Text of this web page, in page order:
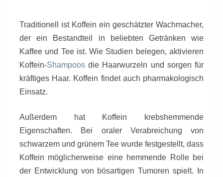
Traditionell ist Koffein ein geschätzter Wachmacher,
der ein Bestandteil in beliebten Getränken wie
Kaffee und Tee ist. Wie Studien belegen, aktivieren
Koffein-Shampoos die Haarwurzeln und sorgen für
kräftiges Haar. Koffein findet auch pharmakologisch
Einsatz.
Außerdem hat Koffein krebshemmende
Eigenschaften. Bei oraler Verabreichung von
schwarzem und grünem Tee wurde festgestellt, dass
Koffein möglicherweise eine hemmende Rolle bei
der Entwicklung von bösartigen Tumoren spielt. In